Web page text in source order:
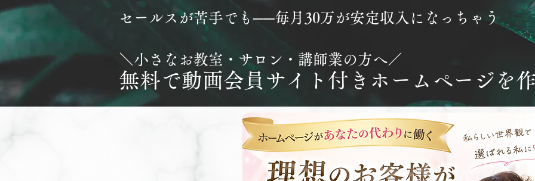
セールスが苦手でも​──毎月30万が安定収入になっちゃう
＼小さなお教室・サロン・講師業の方へ／
無料で動画会員サイト付きホームページを